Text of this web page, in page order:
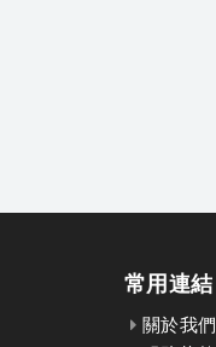
常用連結
關於我們